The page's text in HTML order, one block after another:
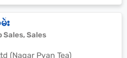
း
Sales, Sales
(Nagar Pyan Tea)